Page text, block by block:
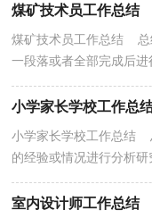
煤矿技术员工作总结
煤矿技术员工作总结 总
一段落或者全部完成后
小学家长学校工作总
小学家长学校工作总结
的经验或情况进行分析
室内设计师工作总结